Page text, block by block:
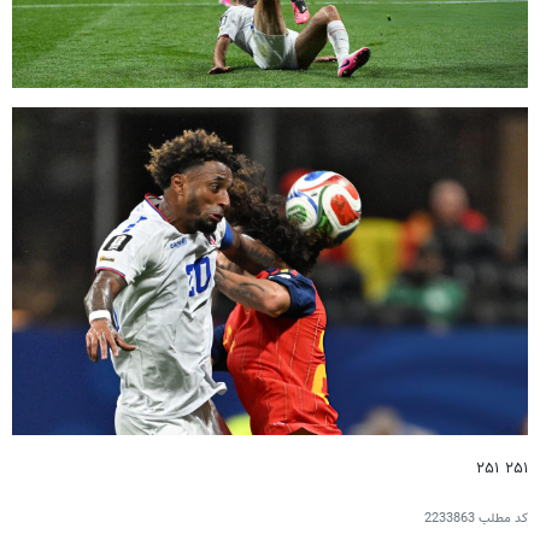
۲۵۱ ۲۵۱
کد مطلب2233863